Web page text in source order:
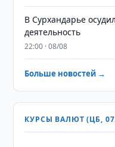
В Сурхандарье
деятельность
22:00 · 08/08
Больше новостей →
КУРСЫ ВАЛЮТ (ЦБ,